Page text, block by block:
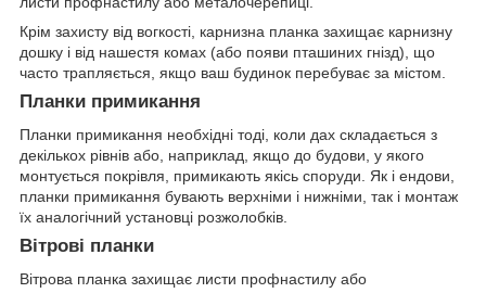
Крім захисту від вогкості, карнизна планка захищає карнизну
дошку і від нашестя комах (або появи пташиних гнізд), що
часто трапляється, якщо ваш будинок перебуває за містом.
Планки примикання
Планки примикання необхідні тоді, коли дах складається з
декількох рівнів або, наприклад, якщо до будови, у якого
монтується покрівля, примикають якісь споруди. Як і ендови,
планки примикання бувають верхніми і нижніми, так і монтаж
їх аналогічний установці розжолобків.
Вітрові планки
Вітрова планка захищає листи профнастилу або